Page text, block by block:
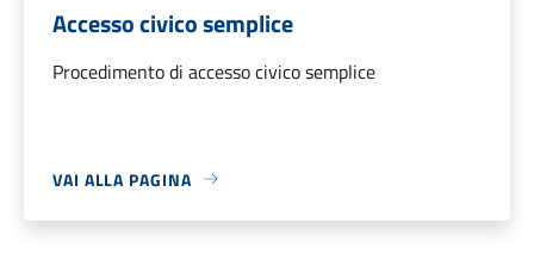
Accesso civico semplice
Procedimento di accesso civico semplice
VAI ALLA PAGINA